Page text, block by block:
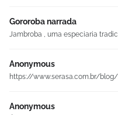
Gororoba narrada
Jambroba , uma especiaria
Anonymous
https://www.serasa.com.br/
Anonymous